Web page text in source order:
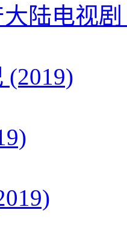
大陆电视
(2019)